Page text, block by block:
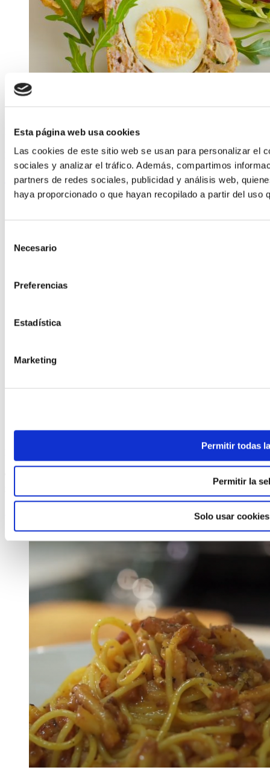
Esta página web usa cookies
Las cookies de este sitio web se usan para personalizar el
sociales y analizar el tráfico. Además, compartimos
partners de redes sociales, publicidad y análisis web,
haya proporcionado o que hayan recopilado a partir del uso
Necesario
Preferencias
Estadística
Marketing
Permitir todas
Permitir la
Solo usar
ELABORADA POR EL EQUIPO COREN
Huevos de Corral a la Escocesa
Seguir leyendo
Tostada de pan integral de sésamo con huevo frito de Corral y